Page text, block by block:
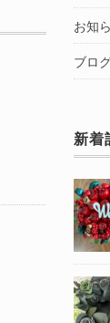
お知
ブロ
新着